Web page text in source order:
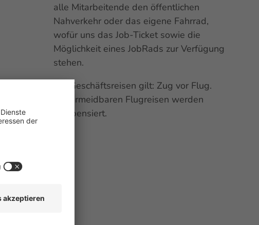
alle Mitarbeitende den öffentlichen
Nahverkehr oder das eigene Fahrrad,
wofür uns das Job-Ticketsowie die
Möglichkeit eines JobRads zur Verfügung
stehen.
Bei Geschäftsreisen gilt: Zug vor Flug.
Unvermeidbaren Flugreisen werden
kompensiert.